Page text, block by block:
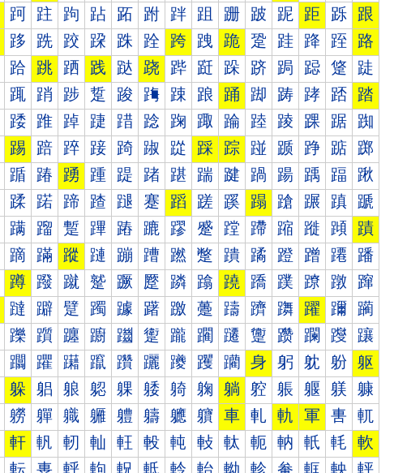
跒 跓 跔 跕 跖 跗 跘 跙 跚 跛 跜 距 跞 跟
跢 跣 跤 跥 跦 跧 跨 跩 跪 跫 跬 跭 跮 路
跲 跳 跴 践 跶 跷 跸 跹 跺 跻 跼 跽 跾 跿
踂 踃 踄 踅 踆 踇 踈 踉 踊 踋 踌 踍 踎 踏
踒 踓 踔 踕 踖 踗 踘 踙 踚 踛 踜 踝 踞 踟
踢 踣 踤 踥 踦 踧 踨 踩 踪 踫 踬 踭 踮 踯
踲 踳 踴 踵 踶 踷 踸 踹 踺 踻 踼 踽 踾 踿
蹂 蹃 蹄 蹅 蹆 蹇 蹈 蹉 蹊 蹋 蹌 蹍 蹎 蹏
蹒 蹓 蹔 蹕 蹖 蹗 蹘 蹙 蹚 蹛 蹜 蹝 蹞 蹟
蹢 蹣 蹤 蹥 蹦 蹧 蹨 蹩 蹪 蹫 蹬 蹭 蹮 蹯
蹲 蹳 蹴 蹵 蹶 蹷 蹸 蹹 蹺 蹻 蹼 蹽 蹾 蹿
躂 躃 躄 躅 躆 躇 躈 躉 躊 躋 躌 躍 躎 躏
躒 躓 躔 躕 躖 躗 躘 躙 躚 躛 躜 躝 躞 躟
躢 躣 躤 躥 躦 躧 躨 躩 躪 身 躬 躭 躮 躯
躲 躳 躴 躵 躶 躷 躸 躹 躺 躻 躼 躽 躾 躿
軂 軃 軄 軅 軆 軇 軈 軉 車 軋 軌 軍 軎 軏
軒 軓 軔 軕 軖 軗 軘 軙 軚 軛 軜 軝 軞 軟
転 軣 軤 軥 軦 軧 軨 軩 軪 軫 軬 軭 軮 軯